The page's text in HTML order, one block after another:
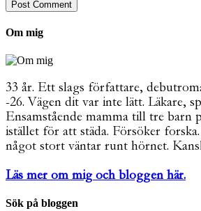
Om mig
33 år. Ett slags författare,
-26. Vägen dit var inte lätt. Läkare,
Ensamstående mamma till tre barn
istället för att städa. Försöker
något stort väntar runt hörnet.
Läs mer om mig och bloggen här.
Sök på bloggen